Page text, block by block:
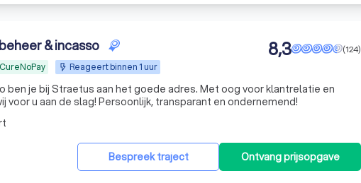
& incasso
Reageert binnen 1 uur
(124)
8,3
ben je bij Straetus aan het goede adres. Met oog voor klantrelatie en
voor u aan de slag! Persoonlijk, transparant en ondernemend!
Bespreek traject Ontvang prijsopgave